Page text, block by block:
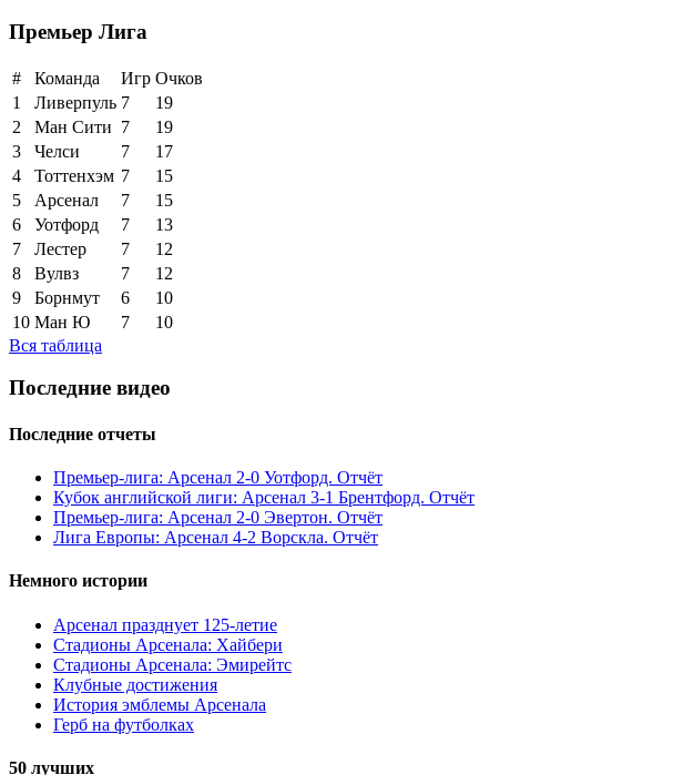
Премьер Лига
# Команда Игр Очков
1
Ливерпуль 7
19
2
Ман Сити 7
19
3
Челси 7
17
4
Тоттенхэм 7
15
5
Арсенал 7
15
6
Уотфорд 7
13
7
Лестер 7
12
8
Вулвз 7
12
9
Борнмут 6
10
10 Ман Ю 7
10
Вся таблица
Последние видео
Последние отчеты
Премьер-лига: Арсенал 2-0 Уотфорд. Отчёт
Кубок английской лиги: Арсенал 3-1 Брентфорд. Отчёт
Премьер-лига: Арсенал 2-0 Эвертон. Отчёт
Лига Европы: Арсенал 4-2 Ворскла. Отчёт
Немного истории
Арсенал празднует 125-летие
Стадионы Арсенала: Хайбери
Стадионы Арсенала: Эмирейтс
Клубные достижения
История эмблемы Арсенала
Герб на футболках
50 лучших